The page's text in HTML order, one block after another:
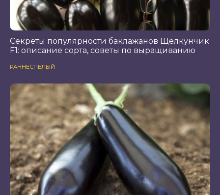
Секреты популярности баклажанов Щелкунчик
F1: описание сорта, советы по выращиванию
РАННЕСПЕЛЫЙ